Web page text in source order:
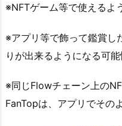
※NFTゲーム等で使えるよ
※アプリ等で飾って鑑賞し
りが出来るようになる可能
※同じFlowチェーン上の
FanTopは、アプリでその